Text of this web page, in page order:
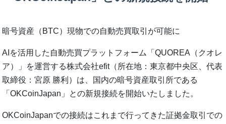
暗号資産（BTC）現物での自動売買取引が可能に
AIを活用した自動売買プラットフォーム「QUOREA（クオレ
ア）」を運営する株式会社efit（所在地：東京都中央区、代表
取締役：宮原 勝利）は、国内の暗号資産取引所である
「OKCoinJapan」との新規接続を開始いたしました。
OKCoinJapanでの接続はこれまで行ってきた証拠金取引での